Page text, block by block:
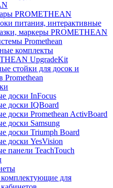
PROMETHEAN
питания, интерактивные
маркеры PROMETHEAN
Promethean
комплекты
UpgradeKit
стойки для досок и
Promethean
доски InFocus
доски IQBoard
доски Promethean ActivBoard
доски Samsung
доски Triumph Board
доски YesVision
панели TeachTouch
для